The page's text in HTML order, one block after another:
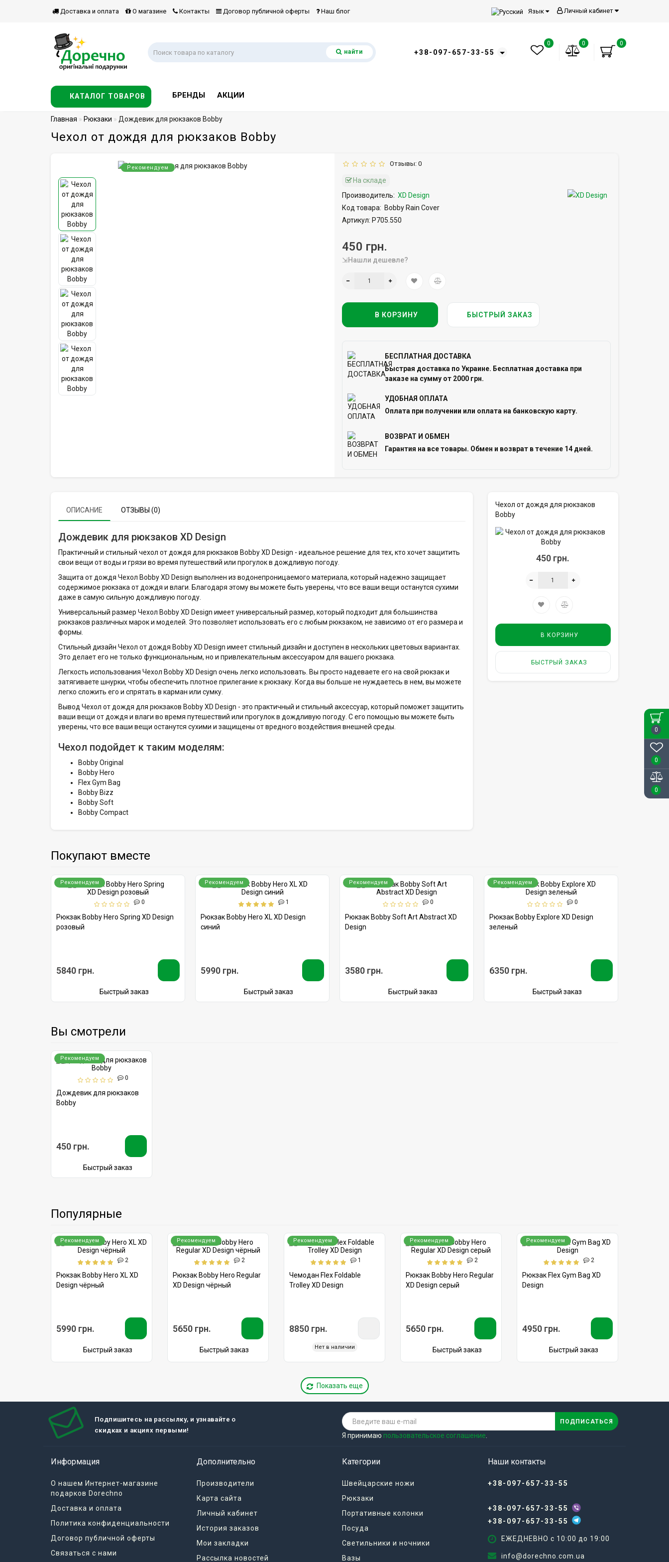
0
0
0
Личный кабинет
Язык
Доставка и оплата О магазине Контакты Договор публичной оферты Наш блог
найти +38-097-657-33-55
0
0
0
КАТАЛОГ ТОВАРОВ БРЕНДЫ АКЦИИ
Главная Рюкзаки Дождевик для рюкзаков Bobby
Чехол от дождя для рюкзаков Bobby
Рекомендуем
Отзывы: 0
На складе
Производитель: XD Design
Код товара: Bobby Rain Cover
Артикул: P705.550
450 грн.
⇲Нашли дешевле?
В КОРЗИНУ БЫСТРЫЙ ЗАКАЗ
БЕСПЛАТНАЯ ДОСТАВКА
Быстрая доставка по Украине. Бесплатная доставка при
заказе на сумму от 2000 грн.
УДОБНАЯ ОПЛАТА
Оплата при получении или оплата на банковскую карту.
ВОЗВРАТ И ОБМЕН
Гарантия на все товары. Обмен и возврат в течение 14 дней.
ОПИСАНИЕ ОТЗЫВЫ (0)
Дождевик для рюкзаков XD Design
Практичный и стильный чехол от дождя для рюкзаков Bobby XD Design - идеальное решение для тех, кто хочет защитить
свои вещи от воды и грязи во время путешествий или прогулок в дождливую погоду.
Защита от дождя Чехол Bobby XD Design выполнен из водонепроницаемого материала, который надежно защищает
содержимое рюкзака от дождя и влаги. Благодаря этому вы можете быть уверены, что все ваши вещи останутся сухими
даже в самую сильную дождливую погоду.
Универсальный размер Чехол Bobby XD Design имеет универсальный размер, который подходит для большинства
рюкзаков различных марок и моделей. Это позволяет использовать его с любым рюкзаком, не зависимо от его размера и
формы.
Стильный дизайн Чехол от дождя Bobby XD Design имеет стильный дизайн и доступен в нескольких цветовых вариантах.
Это делает его не только функциональным, но и привлекательным аксессуаром для вашего рюкзака.
Легкость использования Чехол Bobby XD Design очень легко использовать. Вы просто надеваете его на свой рюкзак и
затягиваете шнурки, чтобы обеспечить плотное прилегание к рюкзаку. Когда вы больше не нуждаетесь в нем, вы можете
легко сложить его и спрятать в карман или сумку.
Вывод Чехол от дождя для рюкзаков Bobby XD Design - это практичный и стильный аксессуар, который поможет защитить
ваши вещи от дождя и влаги во время путешествий или прогулок в дождливую погоду. С его помощью вы можете быть
уверены, что все ваши вещи останутся сухими и защищены от вредного воздействия внешней среды.
Чехол подойдет к таким моделям:
Bobby Original
Bobby Hero
Flex Gym Bag
Bobby Bizz
Bobby Soft
Bobby Compact
Чехол от дождя для рюкзаков
Bobby
450 грн.
В КОРЗИНУ
БЫСТРЫЙ ЗАКАЗ
Покупают вместе
Рекомендуем
0
Рюкзак Bobby Hero Spring XD Design
розовый
5840 грн.
Быстрый заказ
Рекомендуем
1
Рюкзак Bobby Hero XL XD Design
синий
5990 грн.
Быстрый заказ
Рекомендуем
0
Рюкзак Bobby Soft Art Abstract XD
Design
3580 грн.
Быстрый заказ
Рекомендуем
0
Рюкзак Bobby Explore XD Design
зеленый
6350 грн.
Быстрый заказ
Рекомендуем
Дождевик для рюкзаков
Быстрый заказ
Рекомендуем
5990 грн.
Быстрый заказ
Рекомендуем Рекомендуем
Нет в наличии
Рекомендуем
5650 грн.
Быстрый заказ
Рекомендуем
4950 грн.
Подпишитесь на рассылку, и узнавайте о
ПОДПИСАТЬСЯ
Я принимаю
Дополнительно Категории Наши контакты